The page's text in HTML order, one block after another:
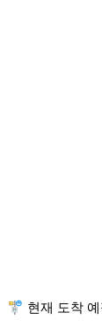
🚏 현재 도착